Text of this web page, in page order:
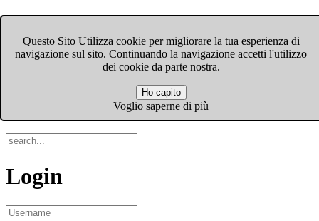
Questo Sito Utilizza cookie per migliorare la tua esperienza di
navigazione sul sito. Continuando la navigazione accetti l'utilizzo
dei cookie da parte nostra.
Ho capito
Voglio saperne di più
Menu
Login